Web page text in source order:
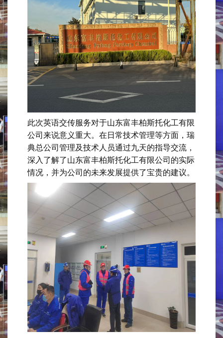
此次英语交传服务对于山东富丰柏斯托化工有限
公司来说意义重大。在日常技术管理等方面，瑞
典总公司管理及技术人员通过九天的指导交流，
深入了解了山东富丰柏斯托化工有限公司的实际
情况，并为公司的未来发展提供了宝贵的建议。